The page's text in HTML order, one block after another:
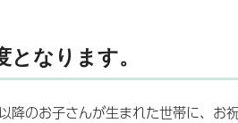
となります。
降のお子さんが生まれた世帯に、お